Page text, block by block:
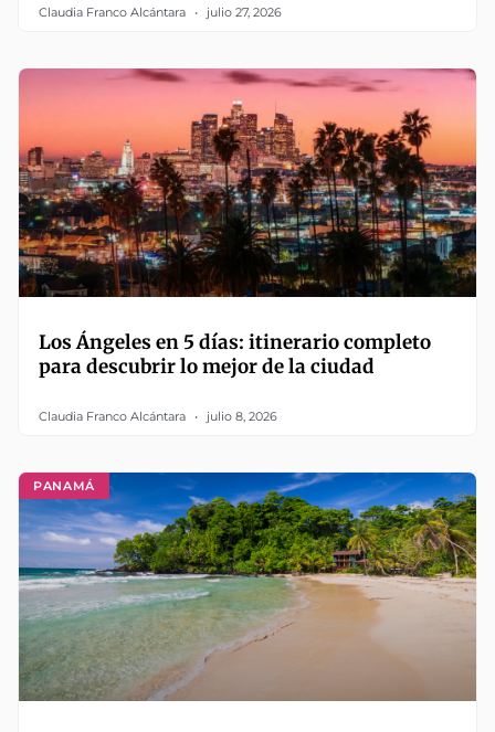
Claudia Franco Alcántara julio 27, 2026
Los Ángeles en 5 días: itinerario completo
para descubrir lo mejor de la ciudad
Claudia Franco Alcántara julio 8, 2026
PANAMÁ